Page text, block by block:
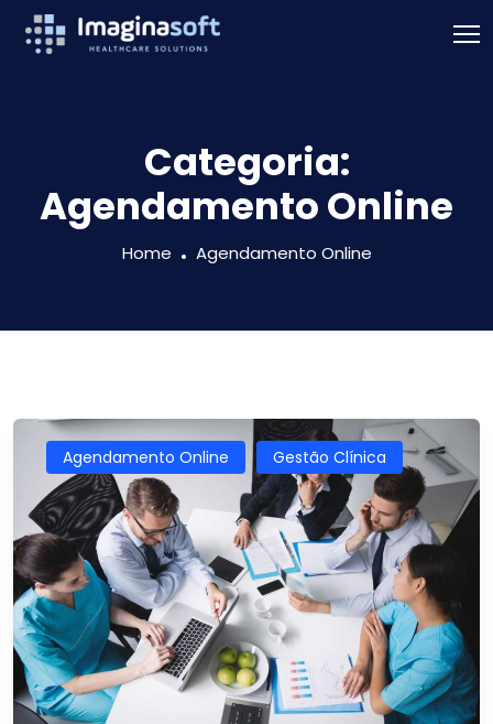
Categoria:
Agendamento Online
Home Agendamento Online
Agendamento Online Gestão Clínica